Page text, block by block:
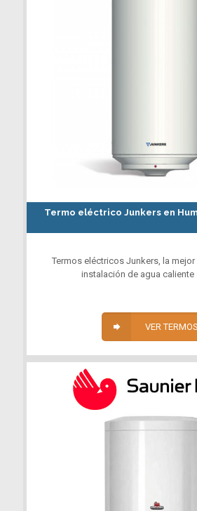
Termo eléctrico Junkers en
Termos eléctricos Junkers, la
instalación de agua caliente
VER TERMOS